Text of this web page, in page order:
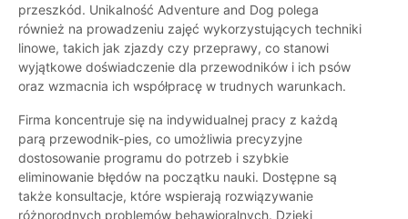
przeszkód. Unikalność Adventure and Dog polega
również na prowadzeniu zajęć wykorzystujących techniki
linowe, takich jak zjazdy czy przeprawy, co stanowi
wyjątkowe doświadczenie dla przewodników i ich psów
oraz wzmacnia ich współpracę w trudnych warunkach.
Firma koncentruje się na indywidualnej pracy z każdą
parą przewodnik-pies, co umożliwia precyzyjne
dostosowanie programu do potrzeb i szybkie
eliminowanie błędów na początku nauki. Dostępne są
także konsultacje, które wspierają rozwiązywanie
różnorodnych problemów behawioralnych. Dzięki